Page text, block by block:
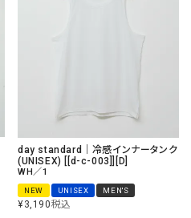
day standard｜冷感インナータンク
(UNISEX) [[d-c-003]][D]
WH／1
NEW UNISEX MEN'S
¥3,190税込